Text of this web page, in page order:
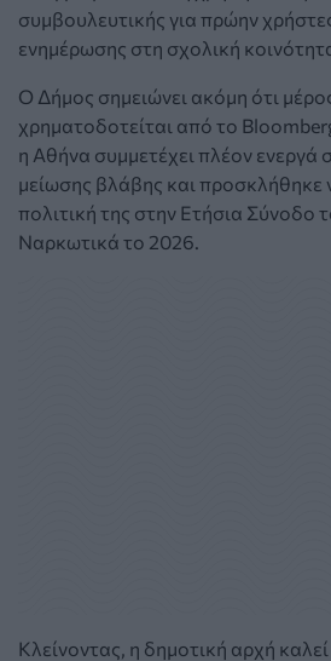
συμβουλευτικής για πρώην
ενημέρωσης στη σχολική
Ο Δήμος σημειώνει ακόμη ότι
χρηματοδοτείται από το
η Αθήνα συμμετέχει πλέον ενεργά
μείωσης βλάβης και προσκλήθηκε
πολιτική της στην Ετήσια Σύνοδο
Ναρκωτικά το 2026.
Κλείνοντας, η δημοτική αρχή